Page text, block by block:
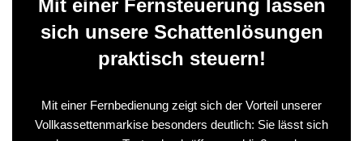
Mit einer Fernsteuerung lassen
sich unsere Schattenlösungen
praktisch steuern!
Mit einer Fernbedienung zeigt sich der Vorteil unserer
Vollkassettenmarkise besonders deutlich: Sie lässt sich